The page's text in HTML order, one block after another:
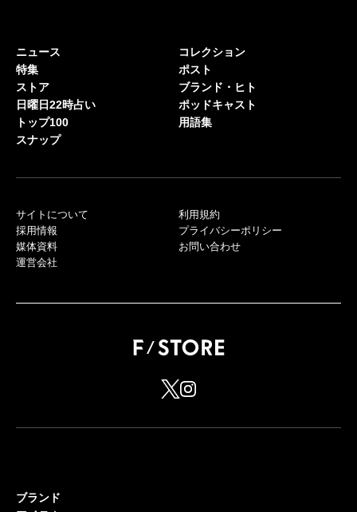
ニュース
特集
ストア
日曜日22時占い
トップ100
スナップ
コレクション
ポスト
ブランド・ヒト
ポッドキャスト
用語集
サイトについて
採用情報
媒体資料
運営会社
利用規約
プライバシーポリシー
お問い合わせ
ブランド